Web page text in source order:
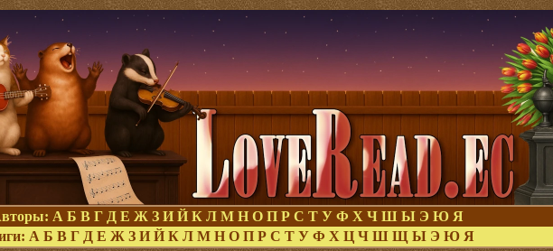
А Б В Г Д Е Ж З И Й К Л М Н О П Р С Т У Ф Х Ч Ш Ы Э Ю Я
А Б В Г Д Е Ж З И Й К Л М Н О П Р С Т У Ф Х Ц Ч Ш Щ Ы Э Ю Я